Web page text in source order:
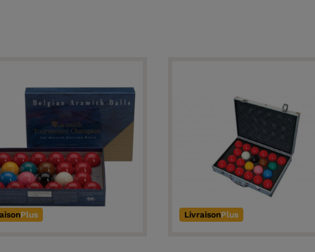
Plus LivraisonPlus